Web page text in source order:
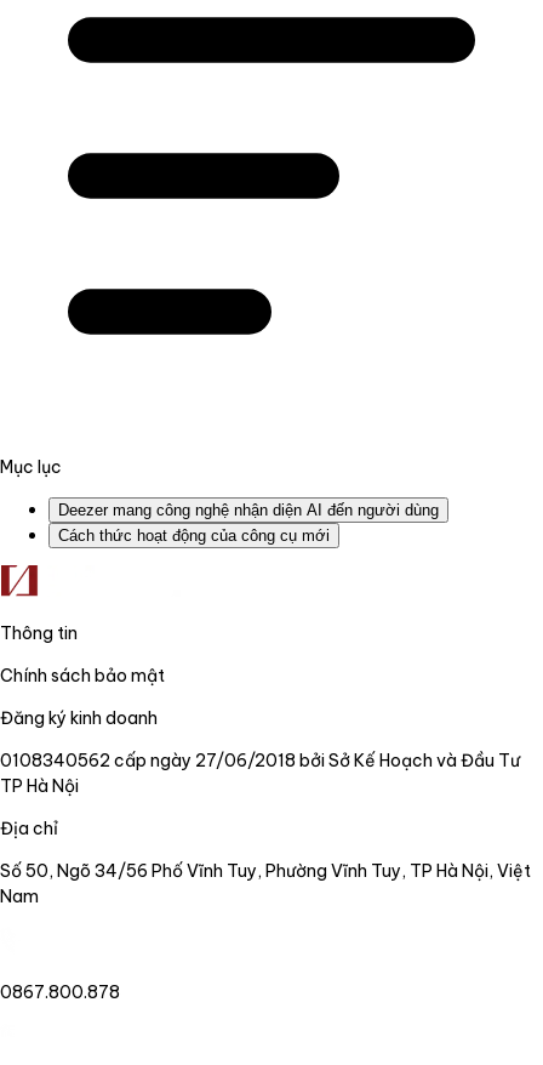
Mục lục
Deezer mang công nghệ nhận diện AI đến người dùng
Cách thức hoạt động của công cụ mới
Thông tin
Chính sách bảo mật
Đăng ký kinh doanh
0108340562 cấp ngày 27/06/2018 bởi Sở Kế Hoạch và Đầu Tư
TP Hà Nội
Địa chỉ
Số 50, Ngõ 34/56 Phố Vĩnh Tuy, Phường Vĩnh Tuy, TP Hà Nội, Việt
Nam
0867.800.878